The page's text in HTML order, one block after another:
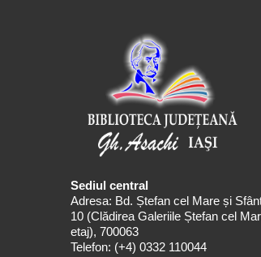
Sediul central
Adresa: Bd. Ștefan cel Mare și
10 (Clădirea Galeriile Ștefan cel
etaj), 700063
Telefon: (+4) 0332 110044